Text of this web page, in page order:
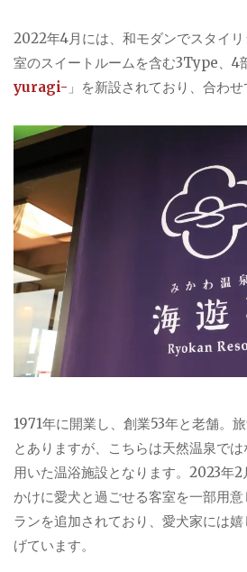
2022年4月には、和モダンでスタイ
室のスイートルームを含む3Type、4
yuragi- 」を新設されており、合わせ
1971年に開業し、創業53年と老舗。
とありますが、こちらは天然温泉で
用いた温浴施設となります。2023年
かけに愛犬と過ごせる客室を一部用
ランを追加されており、愛犬家には
げています。